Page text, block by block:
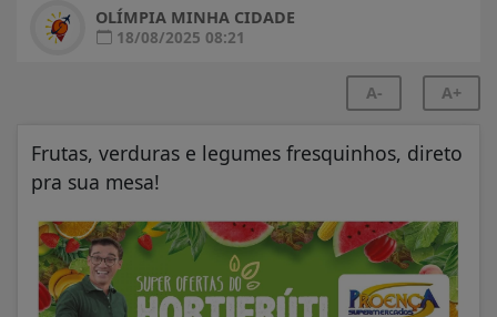
OLÍMPIA MINHA CIDADE
18/08/2025 08:21
A- A+
Frutas, verduras e legumes fresquinhos, direto
pra sua mesa!